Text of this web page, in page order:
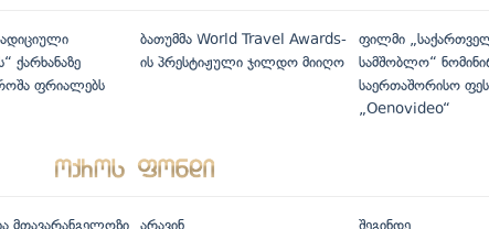
ქარხანაზე
ფრიალებს
ბათუმმა World Travel Awards-
ის პრესტიჟული ჯილდო მიიღო
ფილმი
სამშობლო“
საერთაშორისო
„Oenovideo“
მთავარანგელოზი არავინ შეგინდე